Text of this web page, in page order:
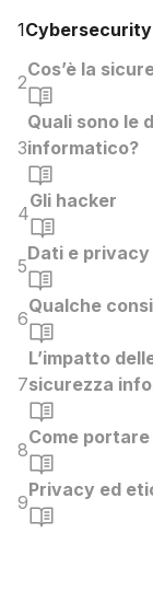
1
2
Cos’è la
3
Quali sono le
informatico?
4
Gli hacker
5
Dati e privacy
6
Qualche
7
L’impatto
sicurezza
8
Come
9
Privacy ed